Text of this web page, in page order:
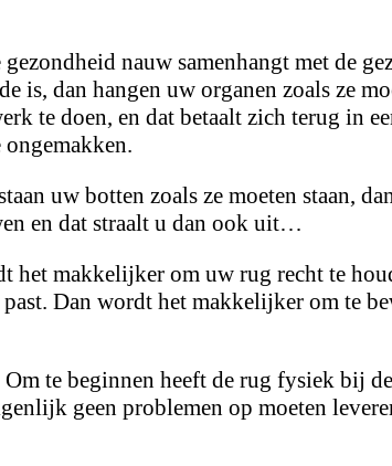
nauw samenhangt met de
is, dan hangen uw organen zoals ze
te doen, en dat betaalt zich terug in
uw botten zoals ze moeten staan,
en dat straalt u dan ook uit…
het makkelijker om uw rug recht te
Dan wordt het makkelijker om te
te beginnen heeft de rug fysiek bij
geen problemen op moeten